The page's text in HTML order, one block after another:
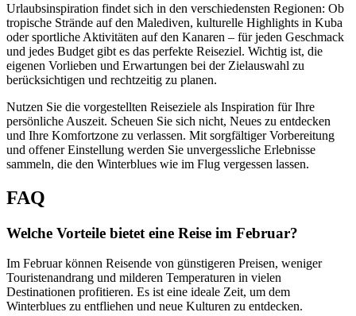
Urlaubsinspiration findet sich in den verschiedensten Regionen: Ob
tropische Strände auf den Malediven, kulturelle Highlights in Kuba
oder sportliche Aktivitäten auf den Kanaren – für jeden Geschmack
und jedes Budget gibt es das perfekte Reiseziel. Wichtig ist, die
eigenen Vorlieben und Erwartungen bei der Zielauswahl zu
berücksichtigen und rechtzeitig zu planen.
Nutzen Sie die vorgestellten Reiseziele als Inspiration für Ihre
persönliche Auszeit. Scheuen Sie sich nicht, Neues zu entdecken
und Ihre Komfortzone zu verlassen. Mit sorgfältiger Vorbereitung
und offener Einstellung werden Sie unvergessliche Erlebnisse
sammeln, die den Winterblues wie im Flug vergessen lassen.
FAQ
Welche Vorteile bietet eine Reise im Februar?
Im Februar können Reisende von günstigeren Preisen, weniger
Touristenandrang und milderen Temperaturen in vielen
Destinationen profitieren. Es ist eine ideale Zeit, um dem
Winterblues zu entfliehen und neue Kulturen zu entdecken.